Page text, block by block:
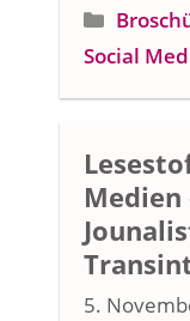
Social
5.